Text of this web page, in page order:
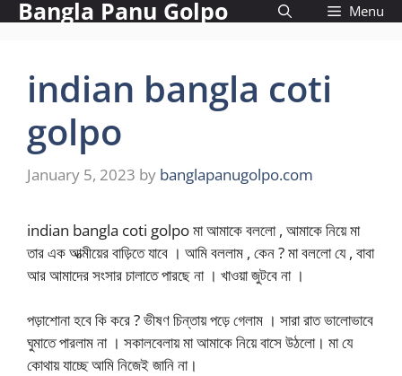
SkipBangla Panu Golpo Menu
indian bangla coti
golpo
January 5, 2023 by banglapanugolpo.com
indian bangla coti golpo মা আমাকে বললো , আমাকে নিয়ে মা
তার এক আত্মীয়ের বাড়িতে যাবে । আমি বললাম , কেন ? মা বললো যে , বাবা
আর আমাদের সংসার চালাতে পারছে না । খাওয়া জুটবে না ।
পড়াশোনা হবে কি করে ? ভীষণ চিন্তায় পড়ে গেলাম । সারা রাত ভালোভাবে
ঘুমাতে পারলাম না । সকালবেলায় মা আমাকে নিয়ে বাসে উঠলো। মা যে
কোথায় যাচ্ছে আমি নিজেই জানি না।